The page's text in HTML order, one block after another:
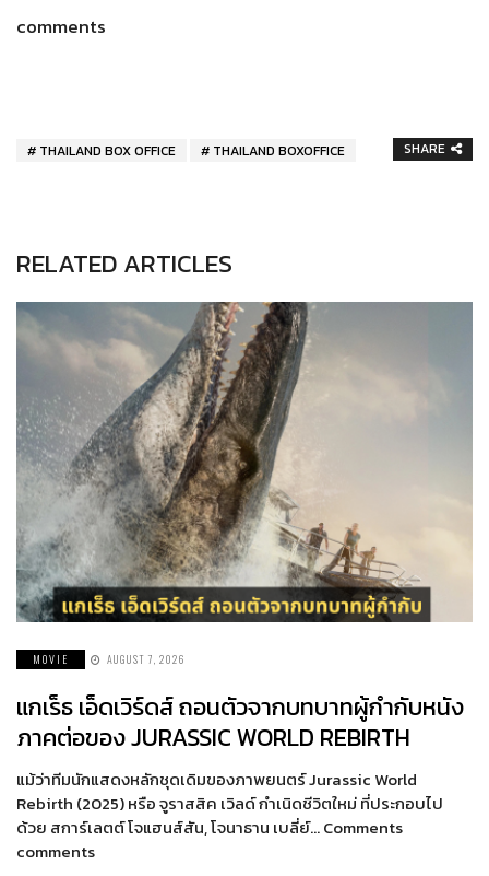
comments
THAILAND BOX OFFICE THAILAND BOXOFFICE SHARE
RELATED ARTICLES
MOVIE AUGUST 7, 2026
แกเร็ธ เอ็ดเวิร์ดส์ ถอนตัวจากบทบาทผู้กำกับหนัง
ภาคต่อของ JURASSIC WORLD REBIRTH
แม้ว่าทีมนักแสดงหลักชุดเดิมของภาพยนตร์ Jurassic World
Rebirth (2025) หรือ จูราสสิค เวิลด์ กำเนิดชีวิตใหม่ ที่ประกอบไป
ด้วย สการ์เลตต์ โจแฮนส์สัน, โจนาธาน เบลี่ย์… Comments
comments